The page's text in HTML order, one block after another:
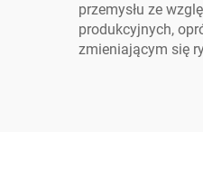
przemysłu ze
produkcyjnych,
zmieniającym się